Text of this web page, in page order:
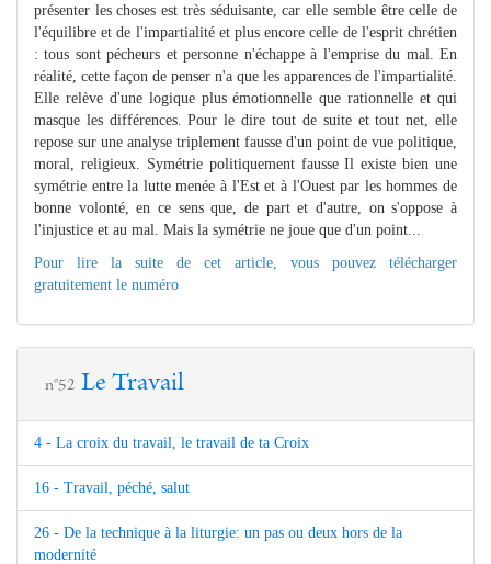
présenter les choses est très séduisante, car elle semble être celle de
l'équilibre et de l'impartialité et plus encore celle de l'esprit chrétien
: tous sont pécheurs et personne n'échappe à l'emprise du mal. En
réalité, cette façon de penser n'a que les apparences de l'impartialité.
Elle relève d'une logique plus émotionnelle que rationnelle et qui
masque les différences. Pour le dire tout de suite et tout net, elle
repose sur une analyse triplement fausse d'un point de vue politique,
moral, religieux. Symétrie politiquement fausse Il existe bien une
symétrie entre la lutte menée à l'Est et à l'Ouest par les hommes de
bonne volonté, en ce sens que, de part et d'autre, on s'oppose à
l'injustice et au mal. Mais la symétrie ne joue que d'un point...
Pour lire la suite de cet article, vous pouvez télécharger
gratuitement le numéro
n°52 Le Travail
4 - La croix du travail, le travail de ta Croix
16 - Travail, péché, salut
26 - De la technique à la liturgie: un pas ou deux hors de la
modernité